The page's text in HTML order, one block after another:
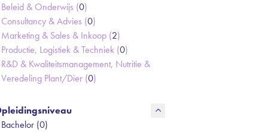
Beleid & Onderwijs (0)
Consultancy & Advies (0)
Marketing & Sales & Inkoop (2)
Productie, Logistiek & Techniek (0)
R&D & Kwaliteitsmanagement, Nutritie &
Veredeling Plant/Dier (0)
Bachelor (0)